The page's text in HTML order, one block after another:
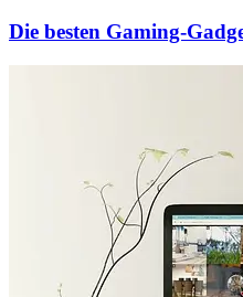
Die besten Gaming-